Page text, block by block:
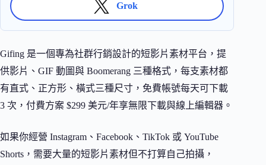
Grok
Gifing 是一個專為社群行銷設計的短影片素材平台，提
供影片、GIF 動圖與 Boomerang 三種格式，每支素材都
有直式、正方形、橫式三種尺寸，免費帳號每天可下載
3 次，付費方案 $299 美元/年享無限下載與線上編輯器。
如果你經營 Instagram、Facebook、TikTok 或 YouTube
Shorts，需要大量的短影片素材但不打算自己拍攝，